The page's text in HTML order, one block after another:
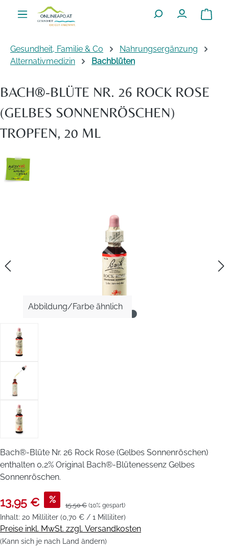
Zum Hauptinhalt springen
Gesundheit, Familie & Co
Nahrungsergänzung
Alternativmedizin
Bachblüten
BACH®-BLÜTE NR. 26 ROCK ROSE
(GELBES SONNENRÖSCHEN)
TROPFEN, 20 ML
Abbildung/Farbe ähnlich
Bach®-Blüte Nr. 26 Rock Rose (Gelbes Sonnenröschen)
enthalten 0,2% Original Bach®-Blütenessenz Gelbes
Sonnenröschen.
13,95 € %
15,50 € (10% gespart)
Inhalt: 20 Milliliter (0,70 € / 1 Milliliter)
Preise inkl. MwSt. zzgl. Versandkosten
(Kann sich je nach Land ändern)